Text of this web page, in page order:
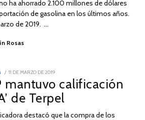
ha ahorrado 2.100 millones de dólares
de gasolina en los últimos años.
de 2019. …
Rosas
POSTED
11 DE MARZO DE 2019
MARZO
DE
2019
mantuvo calificación
de Terpel
destacó que la compra de los